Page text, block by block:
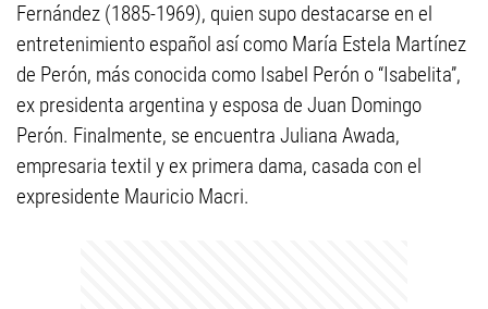
Fernández (1885-1969), quien supo destacarse en el
entretenimiento español así como María Estela Martínez
de Perón, más conocida como Isabel Perón o “Isabelita”,
ex presidenta argentina y esposa de Juan Domingo
Perón. Finalmente, se encuentra Juliana Awada,
empresaria textil y ex primera dama, casada con el
expresidente Mauricio Macri.